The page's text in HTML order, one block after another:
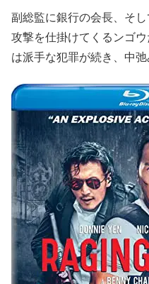
副総監に銀行の会長、そ
攻撃を仕掛けてくるンゴ
は派手な犯罪が続き、中弛